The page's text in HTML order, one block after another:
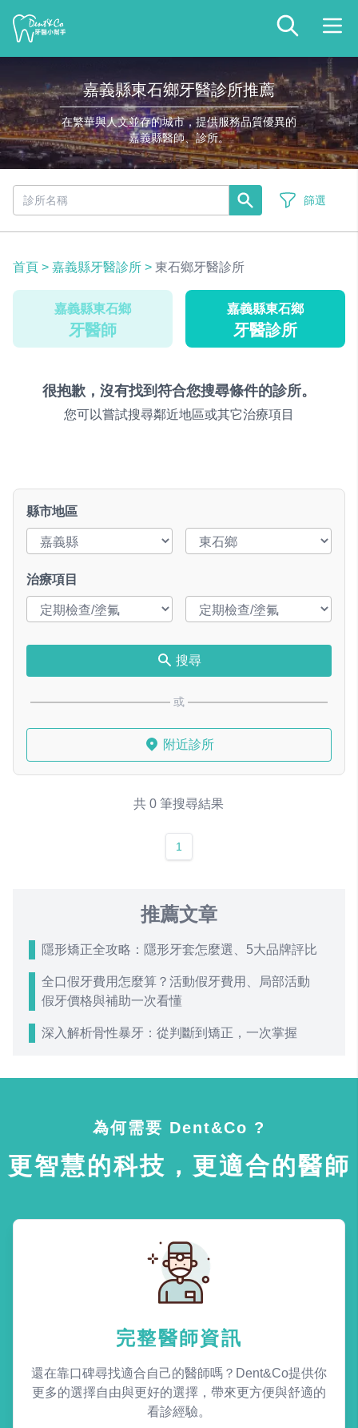
嘉義縣東石鄉牙醫診所推薦
在繁華與人文並存的城市，提供服務品質優異的
嘉義縣醫師、診所。
篩選
首頁 > 嘉義縣牙醫診所 > 東石鄉牙醫診所
嘉義縣東石鄉
牙醫師
嘉義縣東石鄉
牙醫診所
很抱歉，沒有找到符合您搜尋條件的診所。
您可以嘗試搜尋鄰近地區或其它治療項目
縣市地區
治療項目
搜尋
或
附近診所
共 0 筆搜尋結果
1
推薦文章
隱形矯正全攻略：隱形牙套怎麼選、5大品牌評比
全口假牙費用怎麼算？活動假牙費用、局部活動
假牙價格與補助一次看懂
深入解析骨性暴牙：從判斷到矯正，一次掌握
為何需要 Dent&Co ?
更智慧的科技，更適合的醫師
完整醫師資訊
還在靠口碑尋找適合自己的醫師嗎？Dent&Co提供你
更多的選擇自由與更好的選擇，帶來更方便與舒適的
看診經驗。